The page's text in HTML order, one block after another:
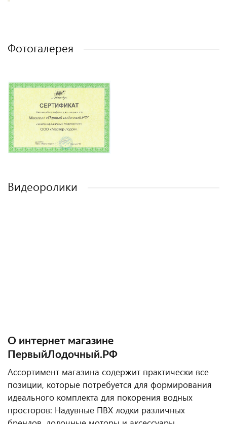
Фотогалерея
Видеоролики
О интернет магазине
ПервыйЛодочный.РФ
Ассортимент магазина содержит практически все
позиции, которые потребуется для формирования
идеального комплекта для покорения водных
просторов: Надувные ПВХ лодки различных